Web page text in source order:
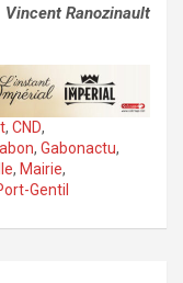
Vincent Ranozinault
, CND,
, Gabonactu,
, Mairie,
Gentil